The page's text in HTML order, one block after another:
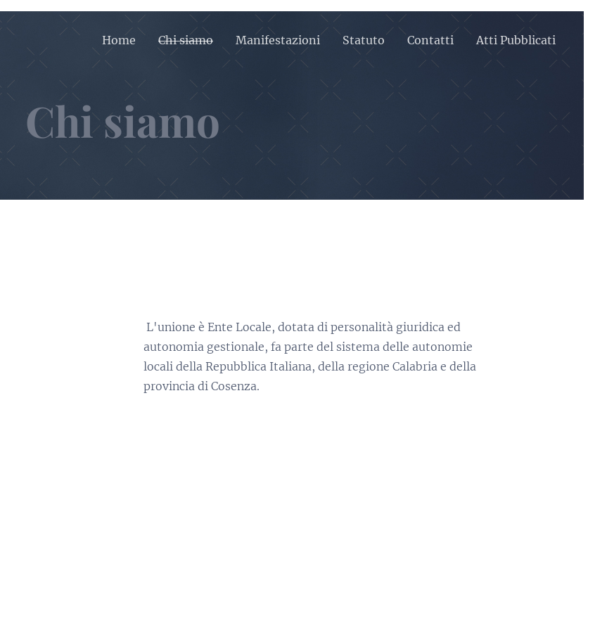
Home Chi siamo Manifestazioni Statuto Contatti Atti Pubblicati
Chi siamo
L'unione è Ente Locale, dotata di personalità giuridica ed
autonomia gestionale, fa parte del sistema delle autonomie
locali della Repubblica Italiana, della regione Calabria e della
provincia di Cosenza.